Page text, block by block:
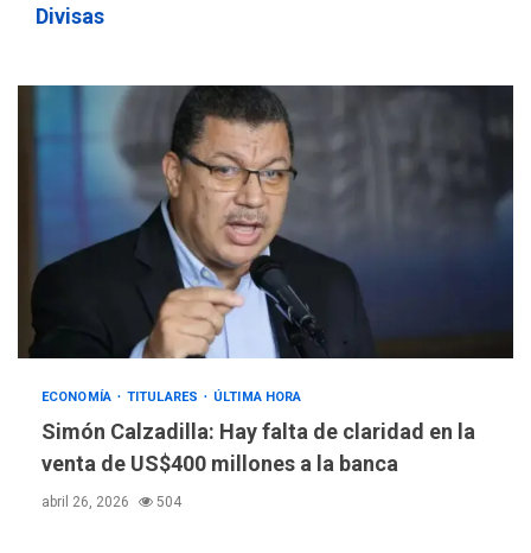
Divisas
ECONOMÍA TITULARES ÚLTIMA HORA
Simón Calzadilla: Hay falta de claridad en la
venta de US$400 millones a la banca
abril 26, 2026 504